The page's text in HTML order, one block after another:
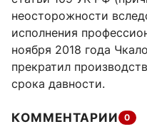
неосторожности
исполнения
ноября 2018 года
прекратил
срока давности.
КОММЕНТАРИИ 0